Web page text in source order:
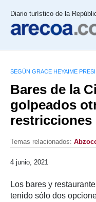
Diario turístico de la
SEGÚN GRACE HEYAIME
Bares de la
golpeados
restricciones
Temas relacionados:
4 junio, 2021
Los bares y
tenido sólo dos